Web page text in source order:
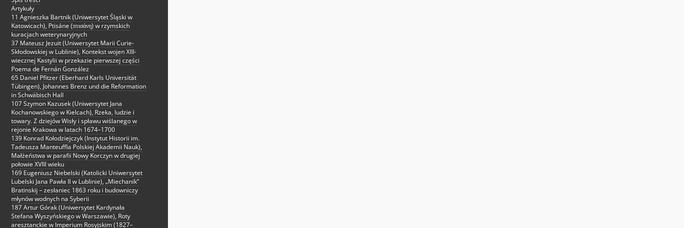
Artykuły
11 Agnieszka Bartnik (Uniwersytet Śląski w
Katowicach), Ptisáne (πτισάνη) w rzymskich
kuracjach weterynaryjnych
37 Mateusz Jezuit (Uniwersytet Marii Curie-
Skłodowskiej w Lublinie), Kontekst wojen XIII-
wiecznej Kastylii w przekazie pierwszej części
Poema de Fernán González
65 Daniel Pfitzer (Eberhard Karls Universität
Tübingen), Johannes Brenz und die Reformation
in Schwäbisch Hall
107 Szymon Kazusek (Uniwersytet Jana
Kochanowskiego w Kielcach), Rzeka, ludzie i
towary. Z dziejów Wisły i spławu wiślanego w
rejonie Krakowa w latach 1674–1700
139 Konrad Kołodziejczyk (Instytut Historii im.
Tadeusza Manteuffla Polskiej Akademii Nauk),
Małżeństwa w parafii Nowy Korczyn w drugiej
połowie XVIII wieku
169 Eugeniusz Niebelski (Katolicki Uniwersytet
Lubelski Jana Pawła II w Lublinie), „Miechanik”
Bratinskij – zesłaniec 1863 roku i budowniczy
młynów wodnych na Syberii
187 Artur Górak (Uniwersytet Kardynała
Stefana Wyszyńskiego w Warszawie), Roty
aresztanckie w Imperium Rosyjskim (1827–